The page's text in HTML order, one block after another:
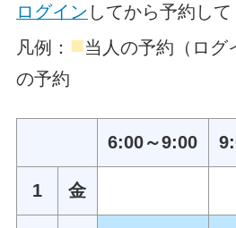
ログイン してから予約して
凡例： ■当人の予約（ロ
の予約
6:00～9:00
1 金